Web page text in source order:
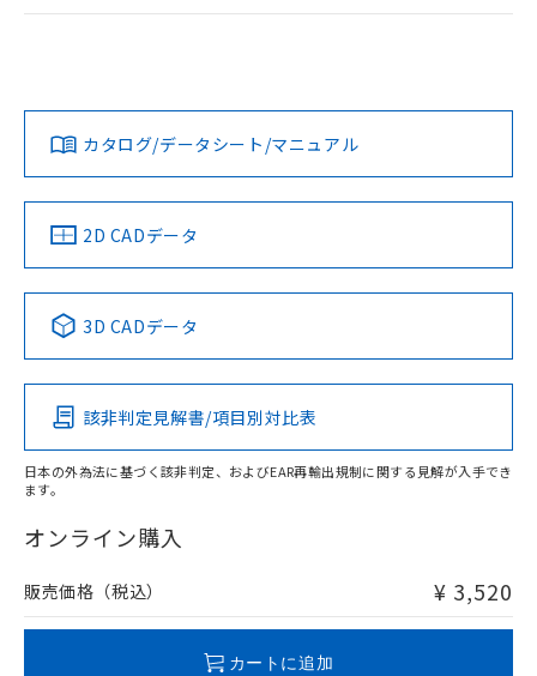
ログイン/会員登録
ダウンロードデータをご利用いただく前に、以下を必ずお読
みください。
ソフトウェアの使用条件
EU RoHS 注意事項・凡例
対応済み
中国 RoHS 注意事項・凡例
Pb Hg Cd Cr(VI)
O
在庫等で未対応品が混在する可能性があります。
問い合わせください。
カタログ/データシート/マニュアル
2D CADデータ
3D CADデータ
該非判定見解書/項目別対比表
日本の外為法に基づく該非判定、およびEAR再輸出規制に関する見解が入手でき
ます。
オンライン購入
販売価格（税込） ¥ 3,520
カートに追加